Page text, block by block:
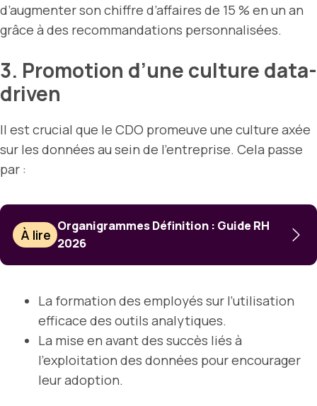
d’augmenter son chiffre d’affaires de 15 % en un an
grâce à des recommandations personnalisées.
3. Promotion d’une culture data-
driven
Il est crucial que le CDO promeuve une culture axée
sur les données au sein de l’entreprise. Cela passe
par :
À lire
Organigrammes Définition : Guide RH
2026
La formation des employés sur l’utilisation
efficace des outils analytiques.
La mise en avant des succès liés à
l’exploitation des données pour encourager
leur adoption.